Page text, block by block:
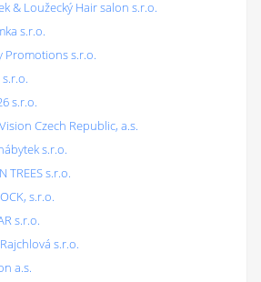
& Loužecký Hair salon s.r.o.
s.r.o.
Promotions s.r.o.
s.r.o.
Czech Republic, a.s.
s.r.o.
TREES s.r.o.
s.r.o.
s.r.o.
s.r.o.
a.s.